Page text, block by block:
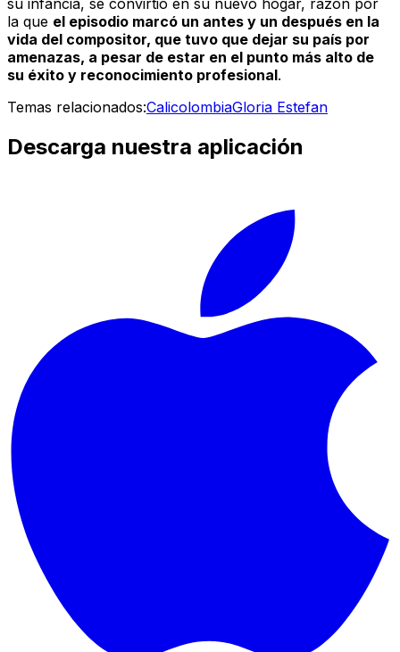
su infancia, se convirtió en su nuevo hogar, razón por
la que el episodio marcó un antes y un después en la
vida del compositor, que tuvo que dejar su país por
amenazas, a pesar de estar en el punto más alto de
su éxito y reconocimiento profesional.
Temas relacionados:CalicolombiaGloria Estefan
Descarga nuestra aplicación